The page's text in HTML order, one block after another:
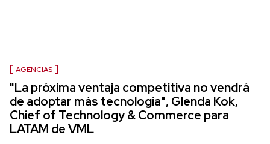
AGENCIAS
"La próxima ventaja competitiva no vendrá
de adoptar más tecnología", Glenda Kok,
Chief of Technology & Commerce para
LATAM de VML